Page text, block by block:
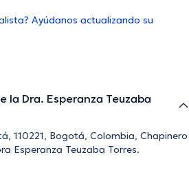
Ayúdanos actualizando su
la Dra. Esperanza Teuzaba
110221, Bogotá, Colombia, Chapinero
Esperanza Teuzaba Torres.